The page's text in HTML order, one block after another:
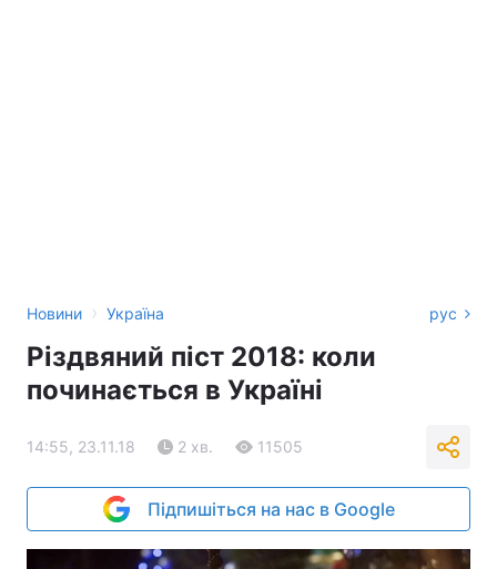
Новини › Україна рус
Різдвяний піст 2018: коли
починається в Україні
14:55, 23.11.18 2 хв. 11505
Підпишіться на нас в Google